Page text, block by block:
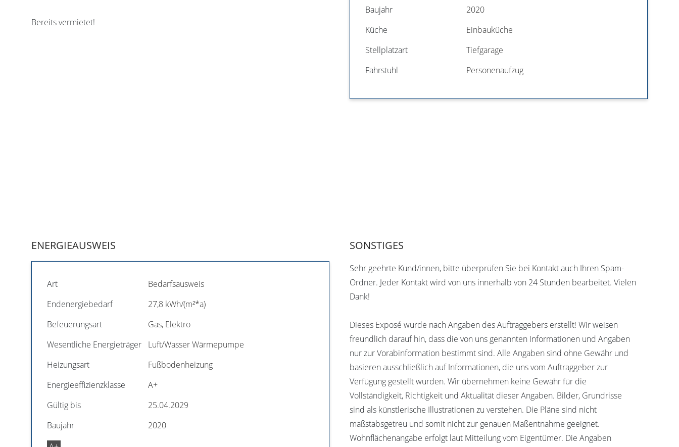
Bereits vermietet!
Baujahr
2020
Küche
Einbauküche
Stellplatzart
Tiefgarage
Fahrstuhl
Personenaufzug
ENERGIEAUSWEIS
Art
Bedarfsausweis
Endenergiebedarf
27,8 kWh/(m²*a)
Befeuerungsart
Gas, Elektro
Wesentliche Energieträger
Luft/Wasser Wärmepumpe
Heizungsart
Fußbodenheizung
Energieeffizienzklasse
A+
Gültig bis
25.04.2029
Baujahr
2020
SONSTIGES
Sehr geehrte Kund/innen, bitte überprüfen Sie bei Kontakt auch Ihren Spam-
Ordner. Jeder Kontakt wird von uns innerhalb von 24 Stunden bearbeitet. Vielen
Dank!
Dieses Exposé wurde nach Angaben des Auftraggebers erstellt! Wir weisen
freundlich darauf hin, dass die von uns genannten Informationen und Angaben
nur zur Vorabinformation bestimmt sind. Alle Angaben sind ohne Gewähr und
basieren ausschließlich auf Informationen, die uns vom Auftraggeber zur
Verfügung gestellt wurden. Wir übernehmen keine Gewähr für die
Vollständigkeit, Richtigkeit und Aktualität dieser Angaben. Bilder, Grundrisse
sind als künstlerische Illustrationen zu verstehen. Die Pläne sind nicht
maßstabsgetreu und somit nicht zur genauen Maßentnahme geeignet.
Wohnflächenangabe erfolgt laut Mitteilung vom Eigentümer. Die Angaben